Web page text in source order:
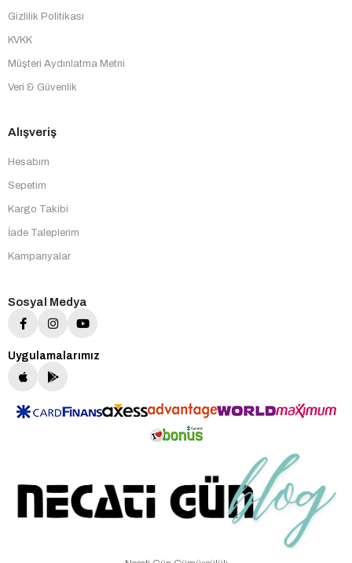
Gizlilik Politikası
KVKK
Müşteri Aydınlatma Metni
Veri & Güvenlik
Alışveriş
Hesabım
Sepetim
Kargo Takibi
İade Taleplerim
Kampanyalar
Sosyal Medya
Uygulamalarımız